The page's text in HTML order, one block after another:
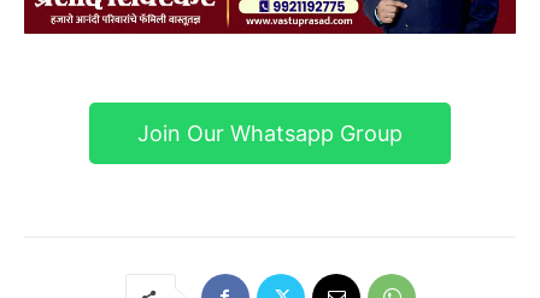
Join Our Whatsapp Group